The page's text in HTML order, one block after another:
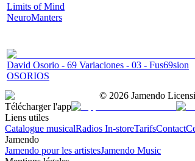
Limits of Mind
NeuroManters
David Osorio - 69 Variaciones - 03 - Fus69sion
OSORIOS
© 2026 Jamendo
Télécharger l'app
Liens utiles
Catalogue musicalRadios In-storeTarifsContact
Jamendo
Jamendo pour les artistesJamendo Music